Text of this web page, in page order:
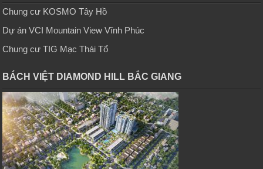
Chung cư KOSMO Tây Hồ
Dự án VCI Mountain View Vĩnh Phúc
Chung cư TIG Mạc Thái Tổ
BÁCH VIỆT DIAMOND HILL BẮC GIANG